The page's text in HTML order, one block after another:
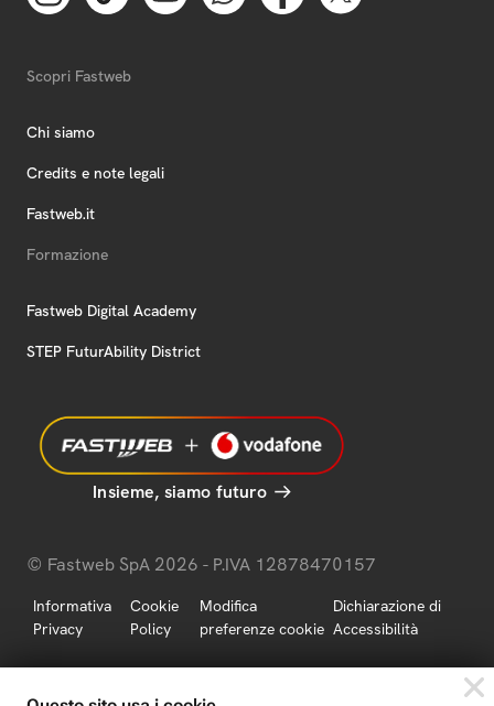
Scopri Fastweb
Chi siamo
Credits e note legali
Fastweb.it
Formazione
Fastweb Digital Academy
STEP FuturAbility District
Insieme, siamo futuro
© Fastweb SpA 2026 - P.IVA 12878470157
Informativa
Privacy
Cookie
Policy
Modifica
preferenze cookie
Dichiarazione di
Accessibilità